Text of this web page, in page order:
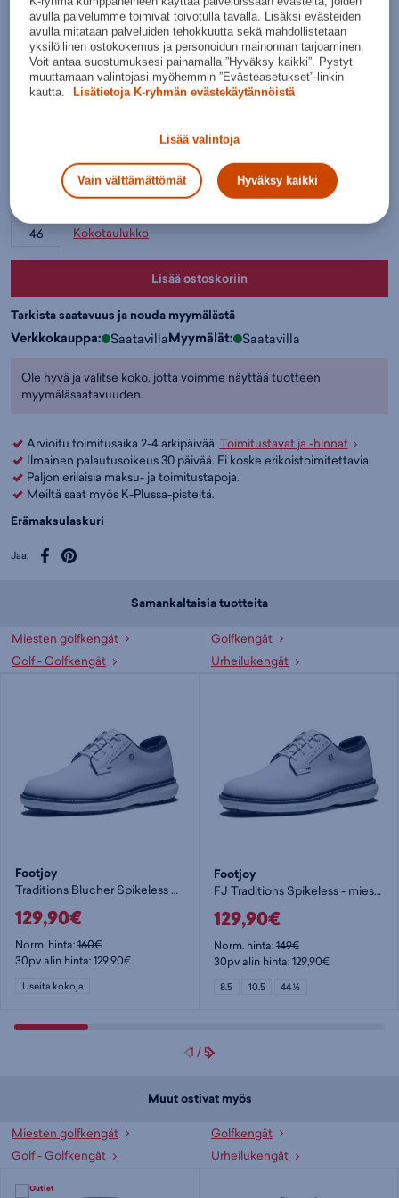
Normaalihinta:170€
30pv alin hinta: 119,90€
Lisätietoa
Värit:
Valitse koko:
46
Kokotaulukko
Lisää ostoskoriin
Tarkista saatavuus ja nouda myymälästä
Verkkokauppa: SaatavillaMyymälät: Saatavilla
Ole hyvä ja valitse koko, jotta voimme näyttää tuotteen
myymäläsaatavuuden.
Arvioitu toimitusaika 2-4 arkipäivää. Toimitustavat ja -hinnat
Ilmainen palautusoikeus 30 päivää. Ei koske erikoistoimitettavia.
Paljon erilaisia maksu- ja toimitustapoja.
Meiltä saat myös K-Plussa-pisteitä.
Erämaksulaskuri
Jaa:
Samankaltaisia tuotteita
Miesten golfkengät
Golfkengät
Golf - Golfkengät
Urheilukengät
Footjoy
Traditions Blucher Spikeless Wide - miesten golfkengät
129,90€
Norm. hinta:160€
30pv alin hinta: 129,90€
Useita kokoja
Footjoy
FJ Traditions Spikeless - miesten golfkengät
129,90€
Norm. hinta:149€
30pv alin hinta: 129,90€
8.5 10.5 44 ½
1 /5
Muut ostivat myös
Miesten golfkengät
Golfkengät
Golf - Golfkengät
Urheilukengät
avulla palvelumme toimivat toivotulla tavalla. Lisäksi evästeiden
avulla mitataan palveluiden tehokkuutta sekä mahdollistetaan
yksilöllinen ostokokemus ja personoidun mainonnan tarjoaminen.
Voit antaa suostumuksesi painamalla ”Hyväksy kaikki”. Pystyt
muuttamaan valintojasi myöhemmin ”Evästeasetukset”-linkin
kautta.
Lisätietoja K-ryhmän evästekäytännöistä
Lisää valintoja
Vain välttämättömät Hyväksy kaikki